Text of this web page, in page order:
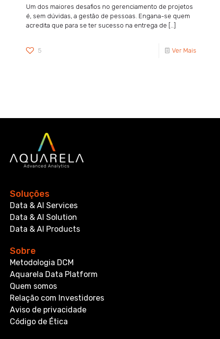
Um dos maiores desafios no gerenciamento de projetos
é, sem dúvidas, a gestão de pessoas. Engana-se quem
acredita que para se ter sucesso na entrega de
5 Ver Mais
Soluções
Data & AI Services
Data & AI Solution
Data & AI Products
Sobre
Metodologia DCM
Aquarela Data Platform
Quem somos
Relação com Investidores
Aviso de privacidade
Código de Ética